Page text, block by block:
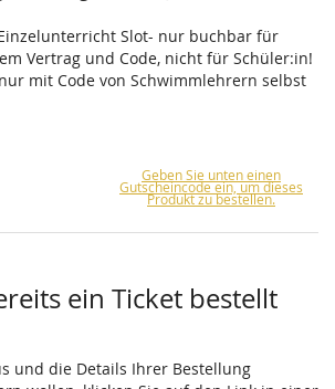
Slot- nur buchbar für
Vertrag und Code, nicht für Schüler:in!
mit Code von Schwimmlehrern selbst
Geben Sie unten einen
Gutscheincode ein, um dieses
Produkt zu bestellen.
ein Ticket bestellt
und die Details Ihrer Bestellung